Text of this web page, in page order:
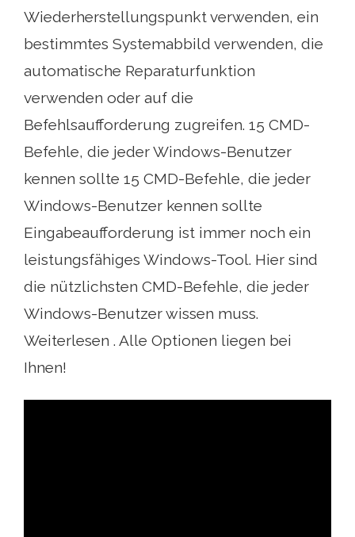
Wiederherstellungspunkt verwenden, ein
bestimmtes Systemabbild verwenden, die
automatische Reparaturfunktion
verwenden oder auf die
Befehlsaufforderung zugreifen. 15 CMD-
Befehle, die jeder Windows-Benutzer
kennen sollte 15 CMD-Befehle, die jeder
Windows-Benutzer kennen sollte
Eingabeaufforderung ist immer noch ein
leistungsfähiges Windows-Tool. Hier sind
die nützlichsten CMD-Befehle, die jeder
Windows-Benutzer wissen muss.
Weiterlesen . Alle Optionen liegen bei
Ihnen!